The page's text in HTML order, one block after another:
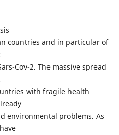
countries and in particular of
Cov-2. The massive spread
with fragile health
environmental problems. As